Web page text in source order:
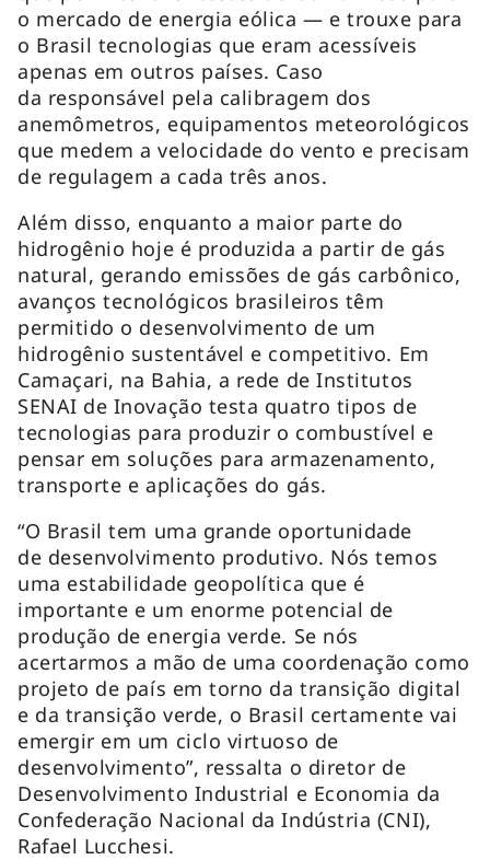
o mercado de energia eólica — e trouxe para
o Brasil tecnologias que eram acessíveis
apenas em outros países. Caso
da responsável pela calibragem dos
anemômetros, equipamentos meteorológicos
que medem a velocidade do vento e precisam
de regulagem a cada três anos.
Além disso, enquanto a maior parte do
hidrogênio hoje é produzida a partir de gás
natural, gerando emissões de gás carbônico,
avanços tecnológicos brasileiros têm
permitido o desenvolvimento de um
hidrogênio sustentável e competitivo. Em
Camaçari, na Bahia, a rede de Institutos
SENAI de Inovação testa quatro tipos de
tecnologias para produzir o combustível e
pensar em soluções para armazenamento,
transporte e aplicações do gás.
“O Brasil tem uma grande oportunidade
de desenvolvimento produtivo. Nós temos
uma estabilidade geopolítica que é
importante e um enorme potencial de
produção de energia verde. Se nós
acertarmos a mão de uma coordenação como
projeto de país em torno da transição digital
e da transição verde, o Brasil certamente vai
emergir em um ciclo virtuoso de
desenvolvimento”, ressalta o diretor de
Desenvolvimento Industrial e Economia da
Confederação Nacional da Indústria (CNI),
Rafael Lucchesi.